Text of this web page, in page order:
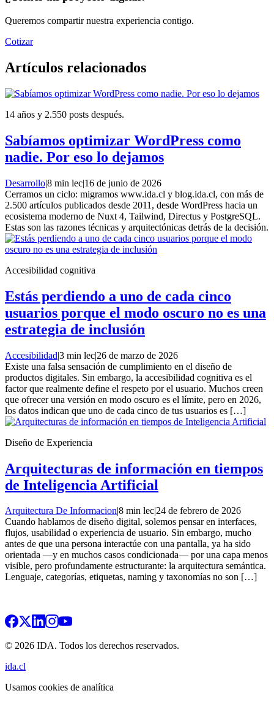
Queremos compartir nuestra experiencia contigo.
Cotizar
Artículos relacionados
14 años y 2.550 posts después.
Sabíamos optimizar WordPress como
nadie. Por eso lo dejamos
Desarrollo|8 min lec|16 de junio de 2026
Cerramos un ciclo: migramos www.ida.cl y blog.ida.cl, con más de
2.500 artículos publicados desde 2011, desde WordPress hacia un
ecosistema moderno de Nuxt 4, Tailwind, Directus y PostgreSQL.
Estas son las razones técnicas y arquitectónicas detrás de la decisión.
Accesibilidad cognitiva
Estás perdiendo a uno de cada cinco
usuarios porque el modo oscuro no es una
estrategia de inclusión
Accesibilidad|3 min lec|26 de marzo de 2026
Existe una falsa sensación de cumplimiento en el diseño de
productos digitales. Sin embargo, la accesibilidad cognitiva es el
factor que realmente define el respeto por el usuario. Muchos creen
que ofrecer una versión en modo oscuro es el límite, pero en 2026,
los datos indican que uno de cada cinco de tus usuarios es […]
Diseño de Experiencia
Arquitecturas de información en tiempos
de Inteligencia Artificial
Arquitectura De Informacion|8 min lec|24 de febrero de 2026
Cuando hablamos de diseño digital, solemos pensar en interfaces,
flujos, usabilidad o experiencia de usuario. Sin embargo, mucho
antes de que una persona interactúe con una pantalla, ya ha sido
orientada —y en muchos casos condicionada— por una capa menos
visible, pero profundamente estructurante: la arquitectura semántica.
Lenguaje, categorías, etiquetas, naming y taxonomías no son […]
© 2026 IDA. Todos los derechos reservados.
ida.cl
Usamos cookies de analítica